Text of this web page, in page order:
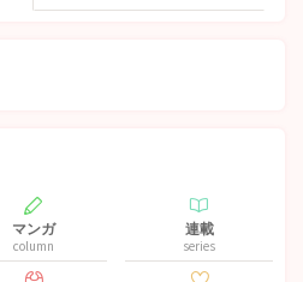
マンガ
column
連載
series